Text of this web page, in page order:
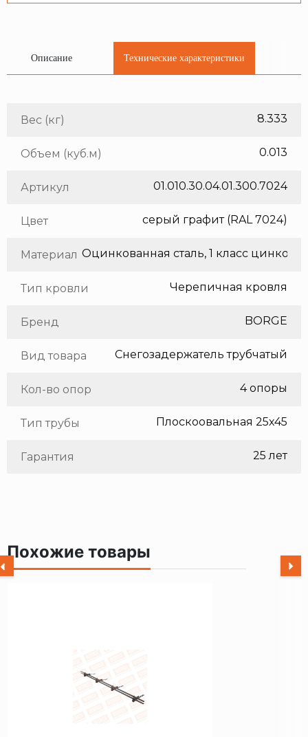
Описание Технические характеристики
Вес (кг) 8.333
Объем (куб.м) 0.013
Артикул 01.010.30.04.01.300.7024
Цвет серый графит (RAL 7024)
Материал
Тип кровли Черепичная кровля
Бренд BORGE
Вид товара Снегозадержатель трубчатый
Кол-во опор 4 опоры
Тип трубы Плоскоовальная 25х45
Гарантия 25 лет
Похожие товары